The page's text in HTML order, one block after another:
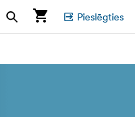
Pieslēgties